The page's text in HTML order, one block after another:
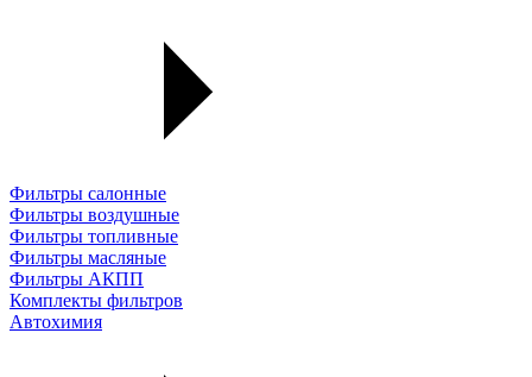
Фильтры салонные
Фильтры воздушные
Фильтры топливные
Фильтры масляные
Фильтры АКПП
Комплекты фильтров
Автохимия